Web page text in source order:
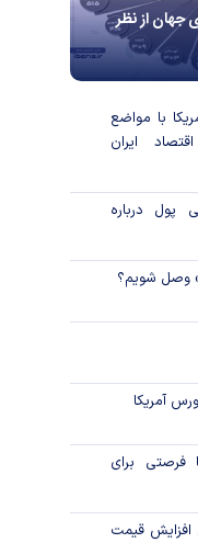
جهان از نظر
با مواضع
ایران
پول درباره
وصل شویم؟
آمریکا
فرصتی برای
افزایش قیمت